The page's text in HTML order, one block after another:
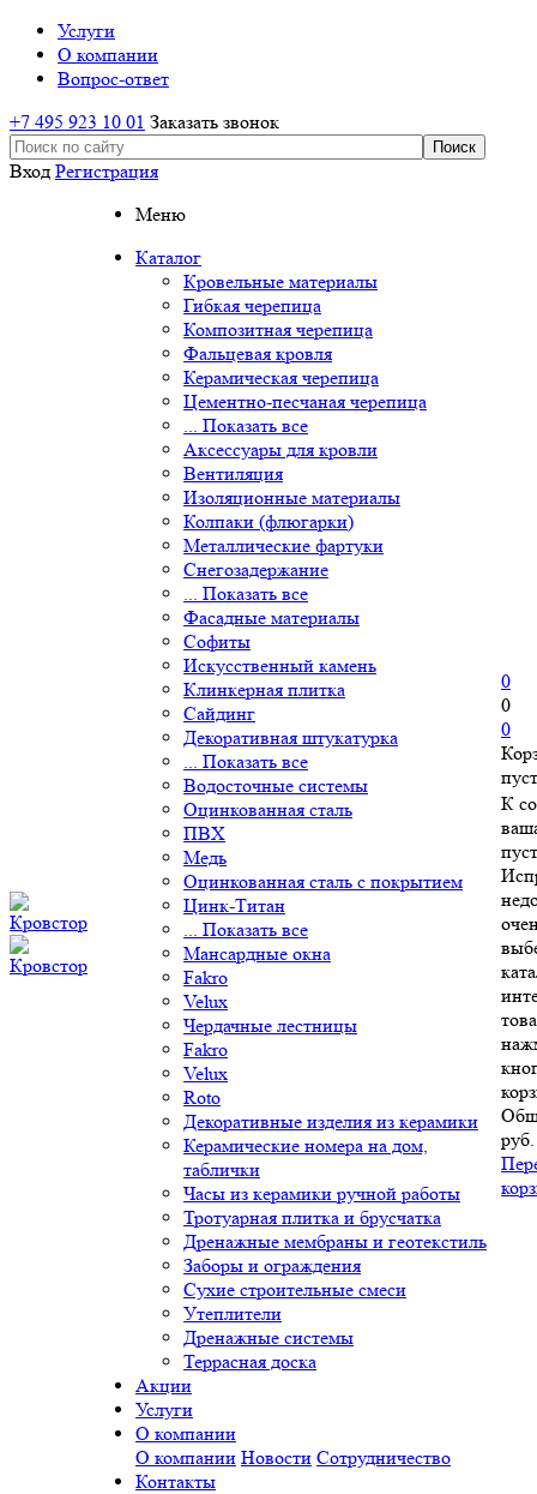
Услуги
О компании
Вопрос-ответ
+7 495 923 10 01 Заказать звонок
Вход Регистрация
Меню
Каталог
Кровельные материалы
Гибкая черепица
Композитная черепица
Фальцевая кровля
Керамическая черепица
Цементно-песчаная черепица
... Показать все
Аксессуары для кровли
Вентиляция
Изоляционные материалы
Колпаки (флюгарки)
Металлические фартуки
Снегозадержание
... Показать все
Фасадные материалы
Софиты
Искусственный камень
Клинкерная плитка
Сайдинг
Декоративная штукатурка
... Показать все
Водосточные системы
Оцинкованная сталь
ПВХ
Медь
Оцинкованная сталь с покрытием
Цинк-Титан
... Показать все
Мансардные окна
Fakro
Velux
Чердачные лестницы
Fakro
Velux
Roto
Декоративные изделия из керамики
Керамические номера на дом,
таблички
Часы из керамики ручной работы
Тротуарная плитка и брусчатка
Дренажные мембраны и геотекстиль
Заборы и ограждения
Сухие строительные смеси
Утеплители
Дренажные системы
Террасная доска
Акции
Услуги
О компании
О компании Новости Сотрудничество
Контакты
0
0
0
К
руб.